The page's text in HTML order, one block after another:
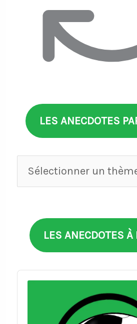
LES ANECDOTES
Anecdotes
par
LES ANECDOTES À
Audio
Player